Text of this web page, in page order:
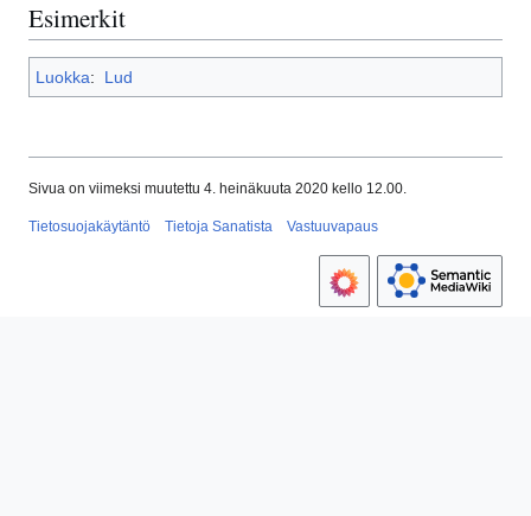
Esimerkit
Luokka: Lud
Sivua on viimeksi muutettu 4. heinäkuuta 2020 kello 12.00.
Tietosuojakäytäntö Tietoja Sanatista Vastuuvapaus